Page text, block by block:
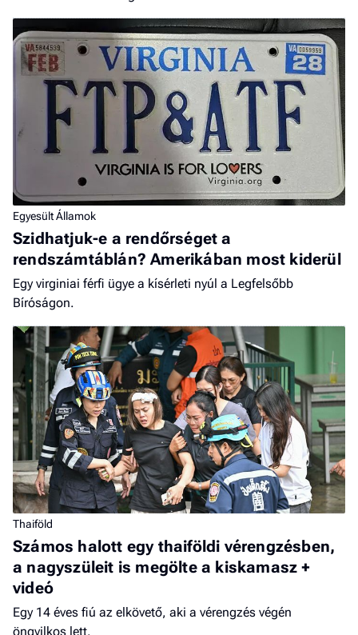
Egyesült Államok
Szidhatjuk-e a rendőrséget a
rendszámtáblán? Amerikában most kiderül
Egy virginiai férfi ügye a kísérleti nyúl a Legfelsőbb
Bíróságon.
Thaiföld
Számos halott egy thaiföldi vérengzésben,
a nagyszüleit is megölte a kiskamasz +
videó
Egy 14 éves fiú az elkövető, aki a vérengzés végén
öngyilkos lett.